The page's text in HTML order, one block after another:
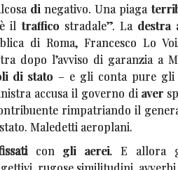
di negativo. Una piaga
il traffico stradale”. La destra
di Roma, Francesco Lo
dopo l’avviso di garanzia a
di stato – e gli conta pure gli
accusa il governo di aver
rimpatriando il
Maledetti aeroplani.
con gli aerei. E allora